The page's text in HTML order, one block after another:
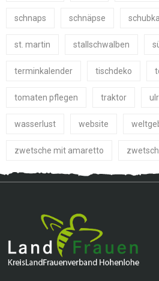
schnaps schnäpse
st. martin stallschwalben
terminkalender tischdeko
tomaten pflegen traktor
wasserlust website
zwetsche mit amaretto